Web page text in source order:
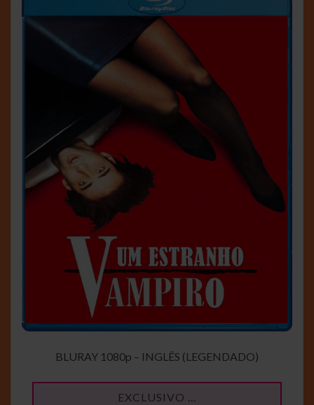
BLURAY 1080p – INGLÊS (LEGENDADO)
EXCLUSIVO …